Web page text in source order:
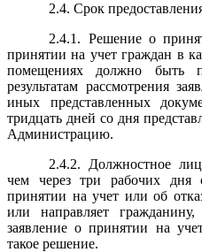
2.4. Срок
2.4.1. Решение о
принятии на учет граждан в
помещениях должно быть
результатам рассмотрения
иных представленных
тридцать дней со дня
Администрацию.
2.4.2. Должностное
чем через три рабочих
принятии на учет или об
или направляет
заявление о принятии на
такое решение.